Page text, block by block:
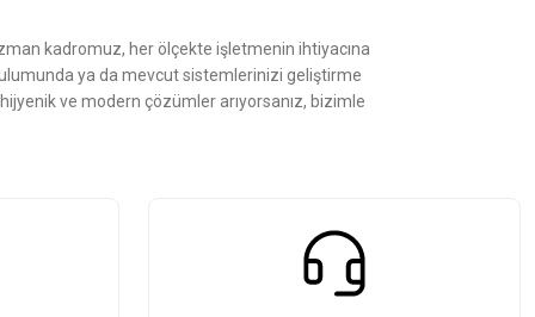
kadromuz, her ölçekte işletmenin ihtiyacına
ya da mevcut sistemlerinizi geliştirme
ve modern çözümler arıyorsanız, bizimle